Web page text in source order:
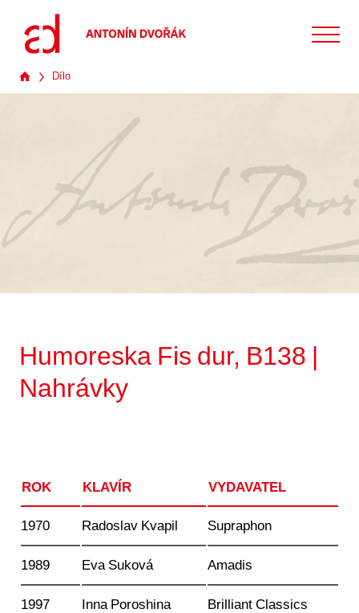
Dílo
Humoreska Fis dur, B138 |
Nahrávky
ROK KLAVÍR VYDAVATEL
1970 Radoslav Kvapil Supraphon
1989 Eva Suková Amadis
1997 Inna Poroshina Brilliant Classics